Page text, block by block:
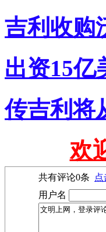
吉利收购
出资15亿
传吉利将
欢
共有评论0条
用户名